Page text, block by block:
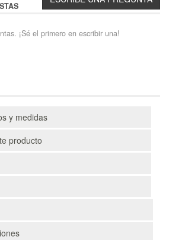
¡Sé el primero en escribir una!
y medidas
producto